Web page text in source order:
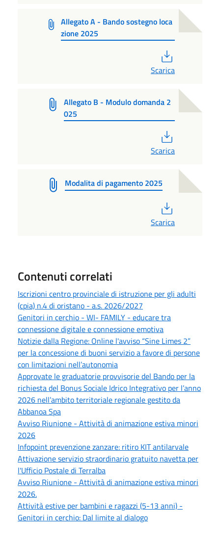
Allegato A - Bando sostegno loca
zione 2025
Scarica
Allegato B - Modulo domanda 2
025
Scarica
Modalita di pagamento 2025
Scarica
Contenuti correlati
Iscrizioni centro provinciale di istruzione per gli adulti
(cpia) n.4 di oristano - a.s. 2026/2027
Genitori in cerchio - WI- FAMILY - educare tra
connessione digitale e connessione emotiva
Notizie dalla Regione: Online l'avviso “Sine Limes 2”
per la concessione di buoni servizio a favore di persone
con limitazioni nell’autonomia
Approvate le graduatorie provvisorie del Bando per la
richiesta del Bonus Sociale Idrico Integrativo per l’anno
2026 nell’ambito territoriale regionale gestito da
Abbanoa Spa
Avviso Riunione - Attività di animazione estiva minori
2026
Infopoint prevenzione zanzare: ritiro KIT antilarvale
Attivazione servizio straordinario gratuito navetta per
l'Ufficio Postale di Terralba
Avviso Riunione - Attività di animazione estiva minori
2026.
Attività estive per bambini e ragazzi (5-13 anni) -
Genitori in cerchio: Dal limite al dialogo